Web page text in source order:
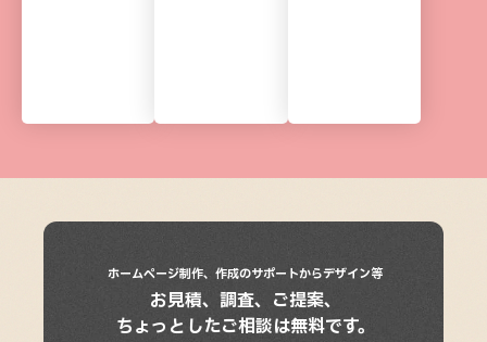
ホームページ制作、作成のサポートからデザイン等
お見積、調査、ご提案、
ちょっとしたご相談は無料です。